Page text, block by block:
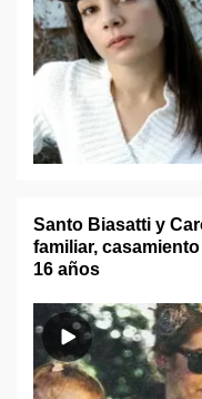
Santo Biasatti y
familiar,
16 años